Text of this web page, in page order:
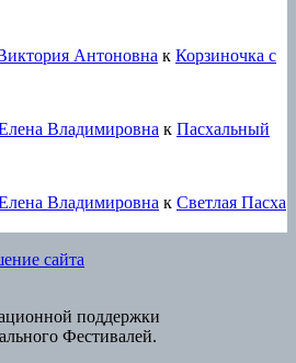
Антоновна к Корзиночка с
Владимировна к Пасхальный
Владимировна к Светлая Пасха
сайта
поддержки
Фестивалей.